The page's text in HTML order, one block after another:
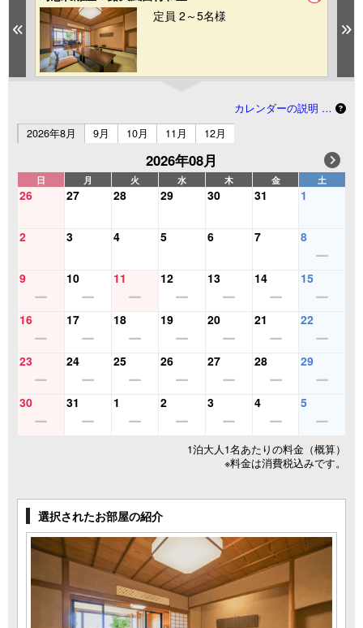
Previous
定員 2～5名様
カレンダーの説明 …
2026年8月
9月 10月 11月 12月
2026年08月
日 月 火 水 木 金 土
26 27 28 29 30 31 1
2 3 4 5 6 7 8
9 10 11 12 13 14 15
16 17 18 19 20 21 22
23 24 25 26 27 28 29
30 31 1 2 3 4 5
1泊大人1名あたりの料金（概算）
※料金は消費税込みです。
選択されたお部屋の紹介